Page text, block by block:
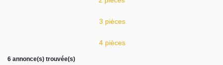
Agence
3 pièces
4 pièces
6 annonce(s) trouvée(s)